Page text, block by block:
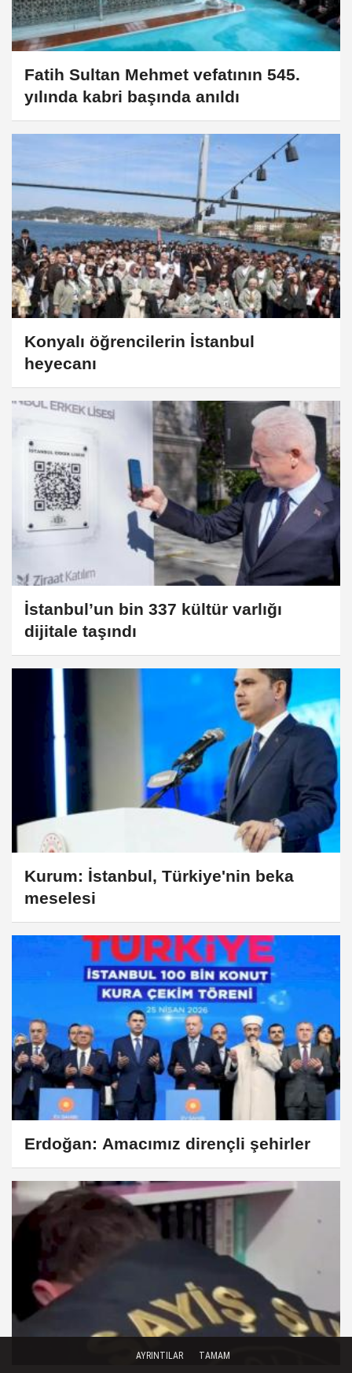
Fatih Sultan Mehmet vefatının 545.
yılında kabri başında anıldı
Konyalı öğrencilerin İstanbul
heyecanı
İstanbul’un bin 337 kültür varlığı
dijitale taşındı
Kurum: İstanbul, Türkiye'nin beka
meselesi
Erdoğan: Amacımız dirençli şehirler
AYRINTILAR TAMAM